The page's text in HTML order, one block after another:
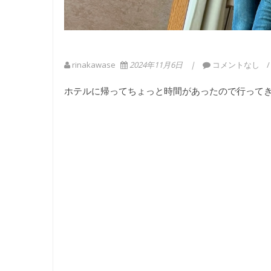
rinakawase 2024年11月6日 コメントなし
ホテルに帰ってちょっと時間があったので行って